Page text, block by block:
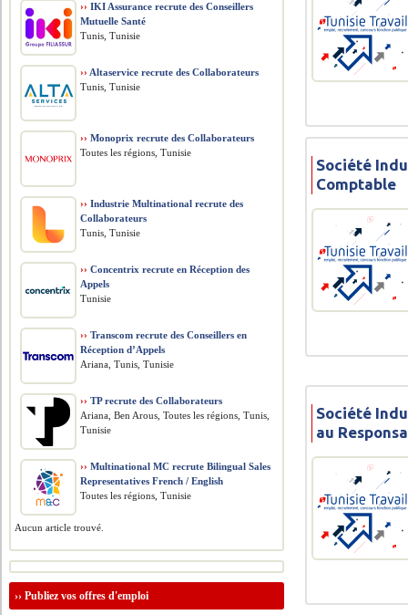
Société
Comptable
Société
au
›› IKI Assurance recrute des Conseillers
Mutuelle Santé
Tunis, Tunisie
›› Altaservice recrute des Collaborateurs
Tunis, Tunisie
›› Monoprix recrute des Collaborateurs
Toutes les régions, Tunisie
›› Industrie Multinational recrute des
Collaborateurs
Tunis, Tunisie
›› Concentrix recrute en Réception des
Appels
Tunisie
›› Transcom recrute des Conseillers en
Réception d’Appels
Ariana, Tunis, Tunisie
›› TP recrute des Collaborateurs
Ariana, Ben Arous, Toutes les régions, Tunis,
Tunisie
›› Multinational MC recrute Bilingual Sales
Representatives French / English
Toutes les régions, Tunisie
Aucun article trouvé.
››Publiez vos offres d'emploi